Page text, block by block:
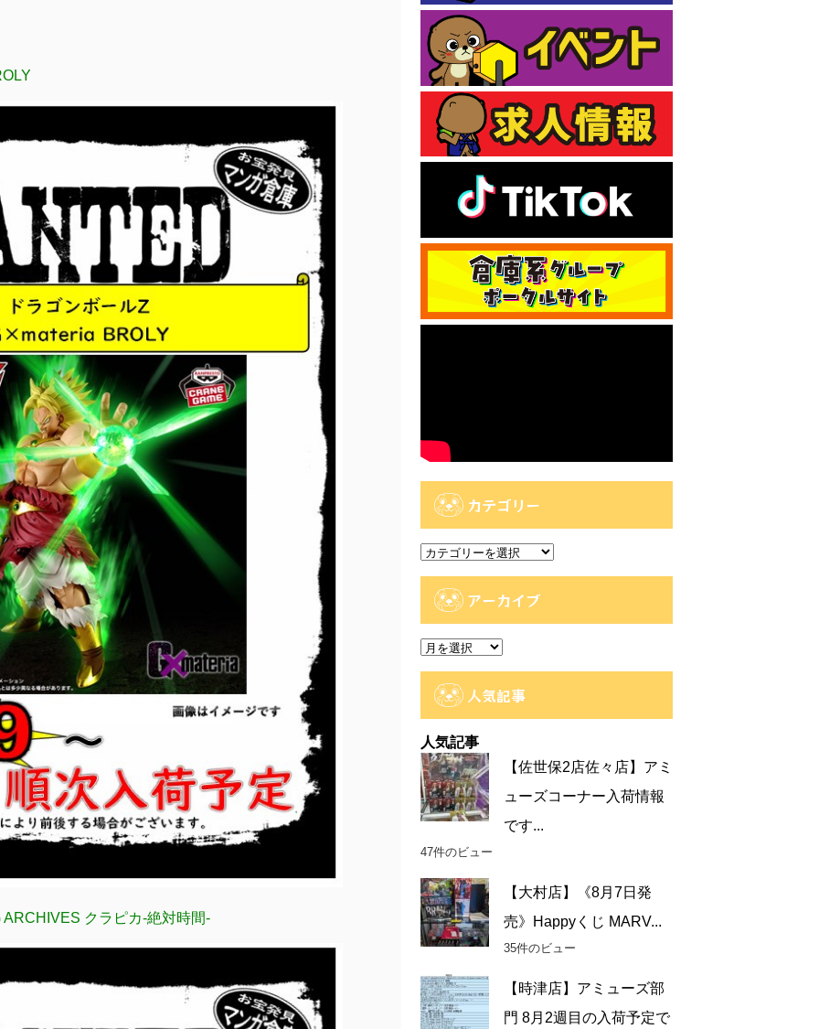
クラピカ-絶対時間-
カテゴリー
カ
アーカイブ
ア
人気記事
人気記事
【佐世保2店佐々店】アミ
ューズコーナー入荷情報
です...
47件のビュー
【大村店】《8月7日発
売》Happyくじ MARV...
35件のビュー
【時津店】アミューズ部
門 8月2週目の入荷予定で